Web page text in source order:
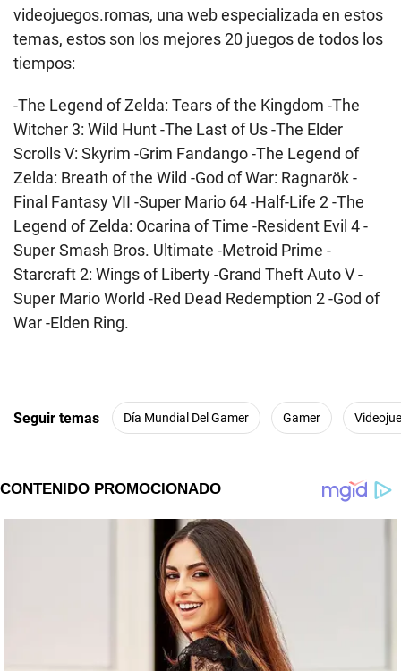
videojuegos.romas, una web especializada en estos
temas, estos son los mejores 20 juegos de todos los
tiempos:
-The Legend of Zelda: Tears of the Kingdom -The
Witcher 3: Wild Hunt -The Last of Us -The Elder
Scrolls V: Skyrim -Grim Fandango -The Legend of
Zelda: Breath of the Wild -God of War: Ragnarök -
Final Fantasy VII -Super Mario 64 -Half-Life 2 -The
Legend of Zelda: Ocarina of Time -Resident Evil 4 -
Super Smash Bros. Ultimate -Metroid Prime -
Starcraft 2: Wings of Liberty -Grand Theft Auto V -
Super Mario World -Red Dead Redemption 2 -God of
War -Elden Ring.
Seguir temas Día Mundial Del Gamer Gamer